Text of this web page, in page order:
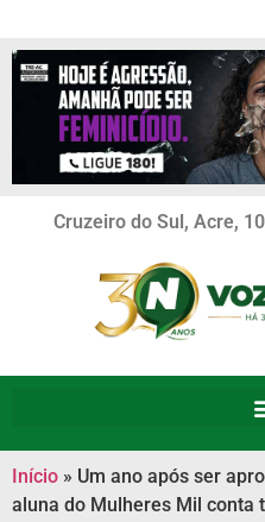
Cruzeiro do Sul, Acre,
Início » Um ano após ser
aluna do Mulheres Mil conta